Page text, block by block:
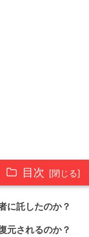
目次
に託したのか？
元されるのか？